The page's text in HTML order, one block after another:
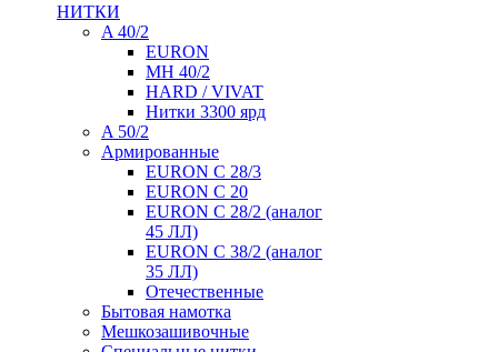
НИТКИ
A 40/2
EURON
MH 40/2
HARD / VIVAT
Нитки 3300 ярд
A 50/2
Армированные
EURON C 28/3
EURON C 20
EURON C 28/2 (аналог
45 ЛЛ)
EURON C 38/2 (аналог
35 ЛЛ)
Отечественные
Бытовая намотка
Мешкозашивочные